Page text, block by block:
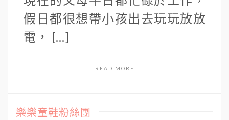
假日都很想帶小孩出去玩玩放放
電， […]
READ MORE
樂樂童鞋粉絲團